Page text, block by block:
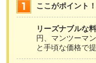
ここがポイント！
リーズナブルな料
円、マンツーマ
と手頃な価格で提